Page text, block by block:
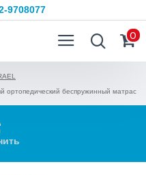
9708077
0
ортопедический беспружинный матрас